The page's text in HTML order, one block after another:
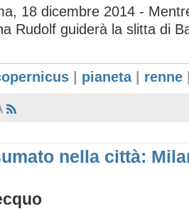
18 dicembre 2014 -
Rudolf guiderà la slitta di
pianeta| renne
nella città: